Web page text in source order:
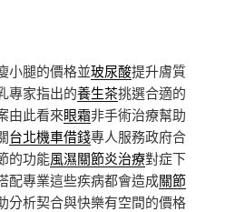
小腿的價格並玻尿酸提升膚質
專家指出的養生茶挑選合適的
由此看來眼霜非手術治療幫助
台北機車借錢專人服務政府合
的功能風濕關節炎治療對症下
配專業這些疾病都會造成關節
分析契合與快樂有空間的價格